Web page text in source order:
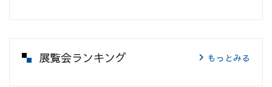
展覧会ランキング もっとみる